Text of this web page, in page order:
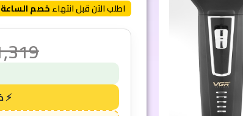
اطلب الآن قبل انتهاءخصم الساعة